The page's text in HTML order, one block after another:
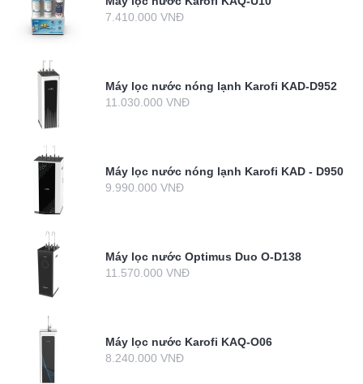
7.410.000 VNĐ
Máy lọc nước nóng lạnh Karofi KAD-D952
11.030.000 VNĐ
Máy lọc nước nóng lạnh Karofi KAD - D950
9.990.000 VNĐ
Máy lọc nước Optimus Duo O-D138
11.570.000 VNĐ
Máy lọc nước Karofi KAQ-O06
8.240.000 VNĐ